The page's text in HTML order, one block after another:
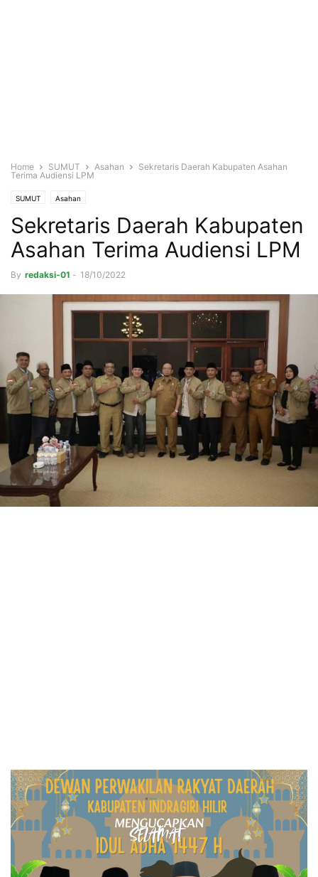
Home SUMUT Asahan
Sekretaris Daerah Kabupaten Asahan
Terima Audiensi LPM
SUMUT Asahan
Sekretaris Daerah Kabupaten
Asahan Terima Audiensi LPM
By redaksi-01 - 18/10/2022